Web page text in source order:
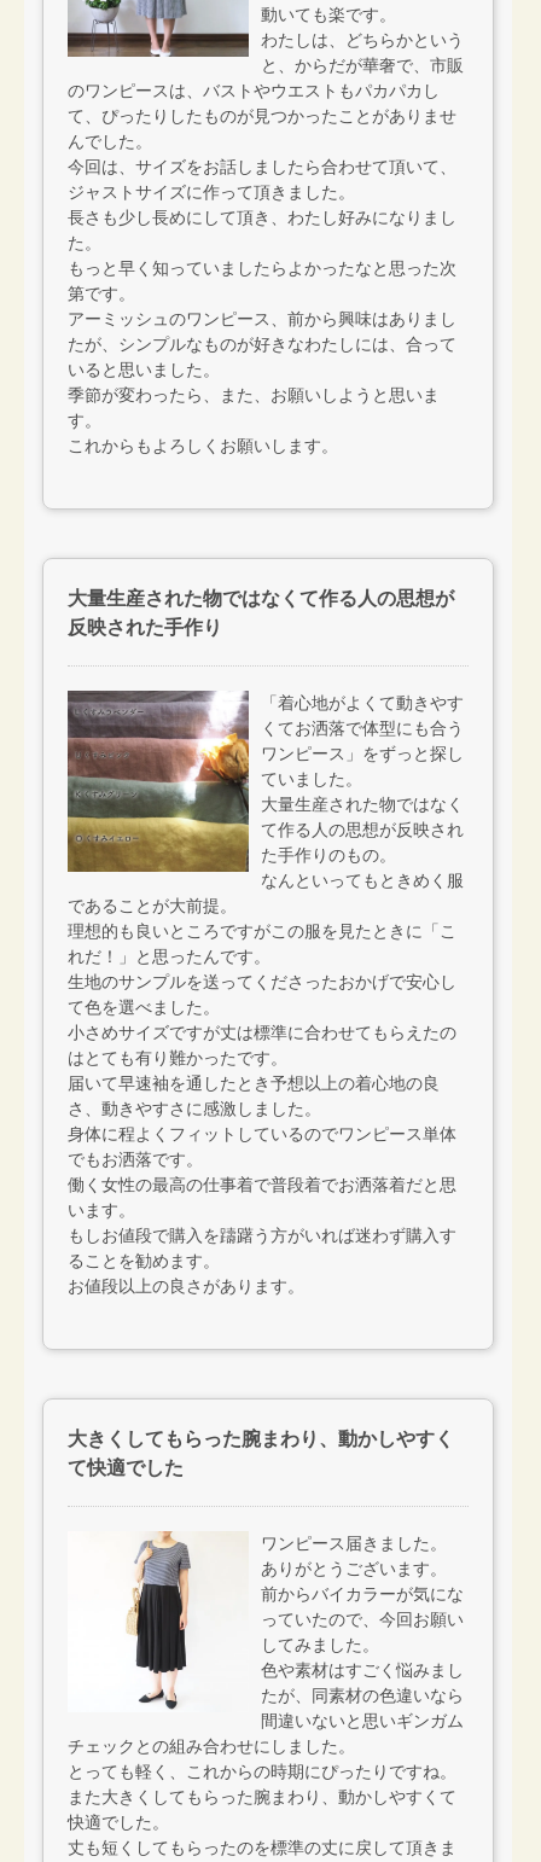
動いても楽です。
わたしは、どちらかという
と、からだが華奢で、市販
のワンピースは、バストやウエストもパカパカし
て、ぴったりしたものが見つかったことがありませ
んでした。
今回は、サイズをお話しましたら合わせて頂いて、
ジャストサイズに作って頂きました。
長さも少し長めにして頂き、わたし好みになりまし
た。
もっと早く知っていましたらよかったなと思った次
第です。
アーミッシュのワンピース、前から興味はありまし
たが、シンプルなものが好きなわたしには、合って
いると思いました。
季節が変わったら、また、お願いしようと思いま
す。
これからもよろしくお願いします。
大量生産された物ではなくて作る人の思想が
反映された手作り
「着心地がよくて動きやす
くてお洒落で体型にも合う
ワンピース」をずっと探し
ていました。
大量生産された物ではなく
て作る人の思想が反映され
た手作りのもの。
なんといってもときめく服
であることが大前提。
理想的も良いところですがこの服を見たときに「こ
れだ！」と思ったんです。
生地のサンプルを送ってくださったおかげで安心し
て色を選べました。
小さめサイズですが丈は標準に合わせてもらえたの
はとても有り難かったです。
届いて早速袖を通したとき予想以上の着心地の良
さ、動きやすさに感激しました。
身体に程よくフィットしているのでワンピース単体
でもお洒落です。
働く女性の最高の仕事着で普段着でお洒落着だと思
います。
もしお値段で購入を躊躇う方がいれば迷わず購入す
ることを勧めます。
お値段以上の良さがあります。
大きくしてもらった腕まわり、動かしやすく
て快適でした
ワンピース届きました。
ありがとうございます。
前からバイカラーが気にな
っていたので、今回お願い
してみました。
色や素材はすごく悩みまし
たが、同素材の色違いなら
間違いないと思いギンガム
チェックとの組み合わせにしました。
とっても軽く、これからの時期にぴったりですね。
また大きくしてもらった腕まわり、動かしやすくて
快適でした。
丈も短くしてもらったのを標準の丈に戻して頂きま